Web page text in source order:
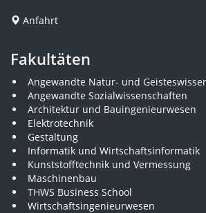
Anfahrt
Fakultäten
Angewandte Natur- und
Angewandte Sozialwissenschaften
Architektur und Bauingenieurwesen
Elektrotechnik
Gestaltung
Informatik und Wirtschaftsinformatik
Kunststofftechnik und Vermessung
Maschinenbau
THWS Business School
Wirtschaftsingenieurwesen